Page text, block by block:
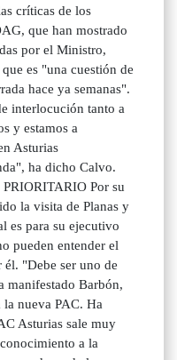
críticas de los
que han mostrado
por el Ministro,
es "una cuestión de
hace ya semanas".
interlocución tanto a
y estamos a
Asturias
ha dicho Calvo.
Por su
la visita de Planas y
es para su ejecutivo
pueden entender el
"Debe ser uno de
manifestado Barbón,
nueva PAC. Ha
Asturias sale muy
a la